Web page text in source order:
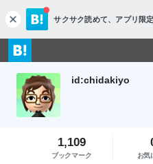
c
l
o
s
e
サクサク読めて、 アプリ限
id:chidakiyo
1,109
ブックマーク お気